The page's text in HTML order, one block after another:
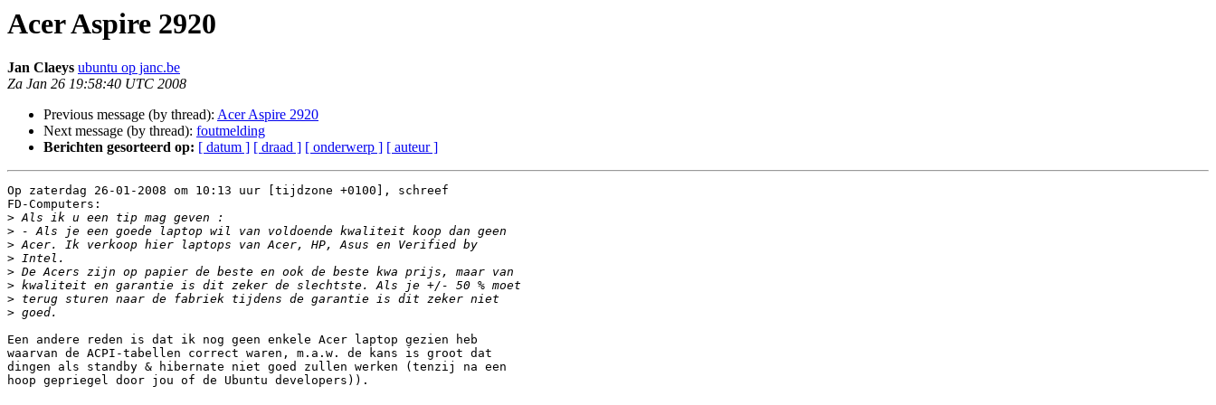
Acer Aspire 2920
Jan Claeys ubuntu op janc.be
Za Jan 26 19:58:40 UTC 2008
Previous message (by thread): Acer Aspire 2920
Next message (by thread): foutmelding
Berichten gesorteerd op: [ datum ] [ draad ] [ onderwerp ] [ auteur ]
Op zaterdag 26-01-2008 om 10:13 uur [tijdzone +0100], schreef
FD-Computers:
>
>
>
>
>
>
>
>
Een andere reden is dat ik nog geen enkele Acer laptop gezien heb
waarvan de ACPI-tabellen correct waren, m.a.w. de kans is groot dat
dingen als standby & hibernate niet goed zullen werken (tenzij na een
hoop gepriegel door jou of de Ubuntu developers)).